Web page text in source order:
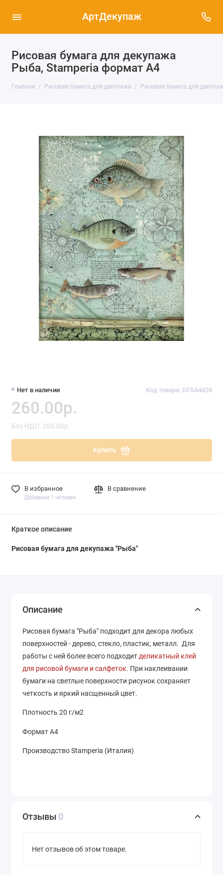
АртДекупаж
Рисовая бумага для декупажа
Рыба, Stamperia формат А4
Главная Рисовая бумага для декупажа Рисовая бумага для
Нет в наличии Код товара: DFSA4428
260.00р.
Без НДС: 260.00р.
Купить
В избранное
Добавили 1 человек
В сравнение
Краткое описание
Рисовая бумага для декупажа "Рыба"
Описание
Рисовая бумага "Рыба" подходит для декора любых
поверхностей - дерево, стекло, пластик, металл. Для
работы с ней более всего подходит деликатный клей
для рисовой бумаги и салфеток. При наклеивании
бумаги на светлые поверхности рисунок сохраняет
четкость и яркий насщенный цвет.
Плотность 20 г/м2
Формат А4
Производство Stamperia (Италия)
Отзывы 0
Нет отзывов об этом товаре.